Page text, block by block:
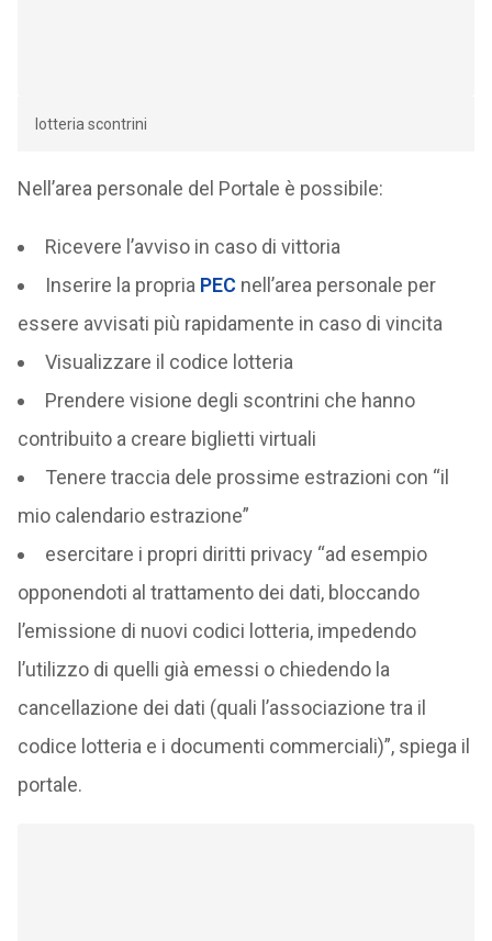
lotteria scontrini
Nell’area personale del Portale è possibile:
Ricevere l’avviso in caso di vittoria
Inserire la propria PEC nell’area personale per
essere avvisati più rapidamente in caso di vincita
Visualizzare il codice lotteria
Prendere visione degli scontrini che hanno
contribuito a creare biglietti virtuali
Tenere traccia dele prossime estrazioni con “il
mio calendario estrazione”
esercitare i propri diritti privacy “ad esempio
opponendoti al trattamento dei dati, bloccando
l’emissione di nuovi codici lotteria, impedendo
l’utilizzo di quelli già emessi o chiedendo la
cancellazione dei dati (quali l’associazione tra il
codice lotteria e i documenti commerciali)”, spiega il
portale.